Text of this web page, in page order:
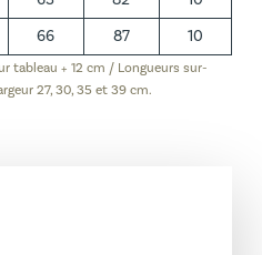
66 87 10
tableau + 12 cm / Longueurs sur-
27, 30, 35 et 39 cm.